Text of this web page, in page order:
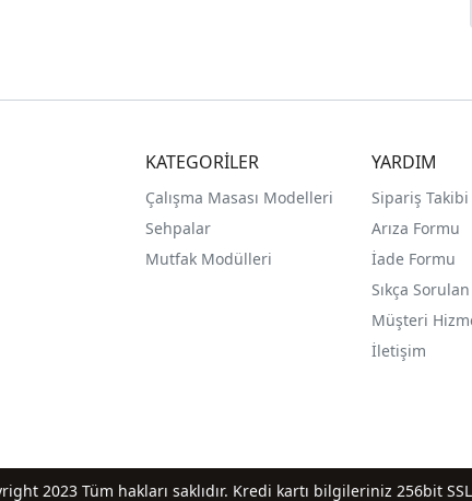
KATEGORİLER
Çalışma Masası Modelleri
Sehpalar
Mutfak Modülleri
YARDIM
Sipariş Takibi
Arıza Formu
İade Formu
Sıkça
Müşteri
İletişim
2023 Tüm hakları saklıdır. Kredi kartı bilgileriniz 256bit